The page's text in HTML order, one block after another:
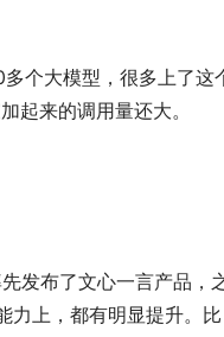
个大模型，很多上了这
起来的调用量还大。
发布了文心一言产品，
力上，都有明显提升。比